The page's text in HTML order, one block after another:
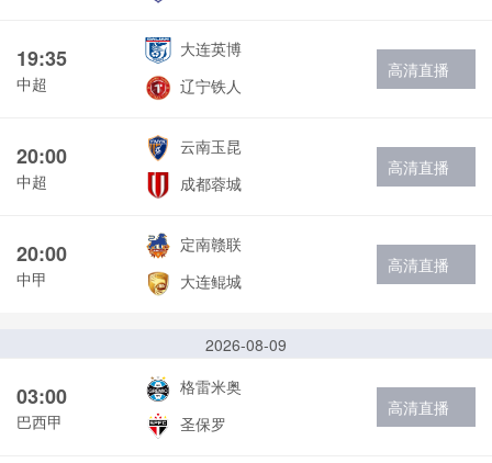
19:35
中超
大连英博
辽宁铁人
高清直播
20:00
中超
云南玉昆
成都蓉城
高清直播
20:00
中甲
定南赣联
大连鲲城
高清直播
2026-08-09
03:00
巴西甲
格雷米奥
圣保罗
高清直播